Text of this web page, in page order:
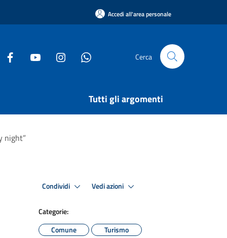
Accedi all'area personale
Cerca
Tutti gli argomenti
night”
Condividi Vedi azioni
Categorie:
Comune
Turismo